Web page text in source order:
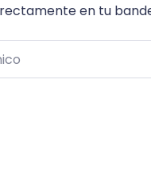
en tu